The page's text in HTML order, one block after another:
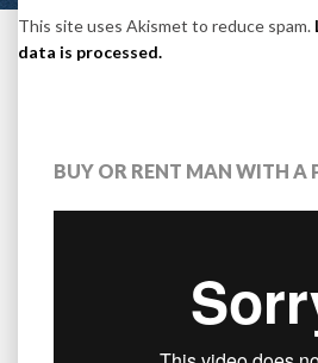
This site uses Akismet to reduce spam.
data is processed.
BUY OR RENT MAN WITH A